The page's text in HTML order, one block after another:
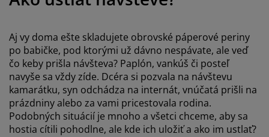
skrine
do spálne
rámy
s úložným priestorom
matrace
postele
nábytku
osvetlenie
izba
Aj vy doma ešte skladujete obrovské páperové periny
po babičke, pod ktorými už dávno nespávate, ale veď
čo keby prišla návšteva? Paplón, vankúš či posteľ
navyše sa vždy zíde. Dcéra si pozvala na návštevu
kamarátku, syn odchádza na internát, vnúčatá prišli na
prázdniny alebo za vami pricestovala rodina.
Podobných situácií je mnoho a všetci chceme, aby sa
hostia cítili pohodlne, ale kde ich uložiť a ako im ustlať?